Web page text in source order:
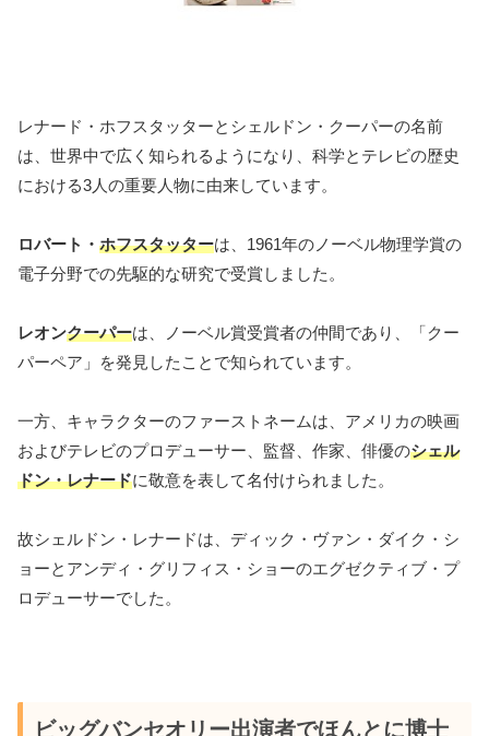
レナード・ホフスタッターとシェルドン・クーパーの名前
は、世界中で広く知られるようになり、科学とテレビの歴史
における3人の重要人物に由来しています。
ロバート・ ホフスタッターは、1961年のノーベル物理学賞の
電子分野での先駆的な研究で受賞しました。
レオンクーパーは、ノーベル賞受賞者の仲間であり、「クー
パーペア」を発見したことで知られています。
一方、キャラクターのファーストネームは、アメリカの映画
およびテレビのプロデューサー、監督、作家、俳優のシェル
ドン・レナードに敬意を表して名付けられました。
故シェルドン・レナードは、ディック・ヴァン・ダイク・シ
ョーとアンディ・グリフィス・ショーのエグゼクティブ・プ
ロデューサーでした。
ビッグバンセオリー出演者でほんとに博士